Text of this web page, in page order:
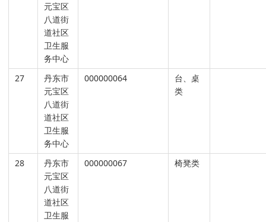
元宝区
八道街
道社区
卫生服
务中心
27
丹东市
元宝区
八道街
道社区
卫生服
务中心
000000064
台、桌
类
28
丹东市
元宝区
八道街
道社区
卫生服
000000067 椅凳类